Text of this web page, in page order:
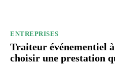
ENTREPRISES
Traiteur événementiel
choisir une prestation